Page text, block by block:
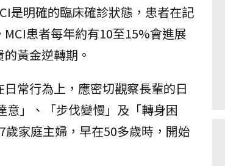
是明確的臨床確診狀態，患者在記
患者每年約有10至15%會進展
黃金逆轉期。
常行為上，應密切觀察長輩的日
」、「步伐變慢」及「轉身困
家庭主婦，早在50多歲時，開始